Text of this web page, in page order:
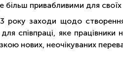
привабливими для своїх
заходи щодо створення
співпраці, яке
нових, неочікуваних